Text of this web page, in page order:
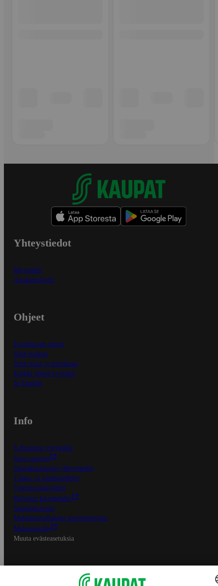
Yhteystiedot
Myymälät
Asiakaspalvelu
Ohjeet
Ensitilaajan ohjeet
Näin maksat
Näin tilaat ja muokkaat
Kaikki ohjeet ja vinkit
In English
Info
S-Business yrityksille
Oiva-raportit
Osuuskauppojen yhteystiedot
Tilaus- ja toimitusehdot
Tietosuojakäytäntö
Palvelun käyttöehdot
Saavutettavuus
Mobiilisovelluksen saavutettavuus
Mainostajalle
Muuta evästeasetuksia
S-ryhmän palvelut